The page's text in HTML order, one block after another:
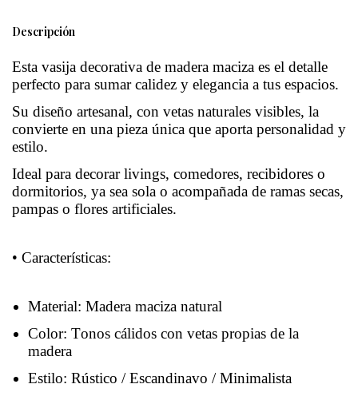
Descripción
Esta vasija decorativa de madera maciza es el detalle
perfecto para sumar calidez y elegancia a tus espacios.
Su diseño artesanal, con vetas naturales visibles, la
convierte en una pieza única que aporta personalidad y
estilo.
Ideal para decorar livings, comedores, recibidores o
dormitorios, ya sea sola o acompañada de ramas secas,
pampas o flores artificiales.
• Características:
Material: Madera maciza natural
Color: Tonos cálidos con vetas propias de la
madera
Estilo: Rústico / Escandinavo / Minimalista